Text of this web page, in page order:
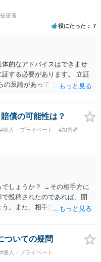
ることができるでしょう。
費用が認められる場合と認
ろでしょう。
害者
役にたった 7
的なアドバイスはできませ
する必要があります。 立証
の反論があっても、裁判官が
が要求されるためです。 書
がございます。 また、本件
問題もございます。 開示請
は足りず、実務を踏まえた
償の可能性は？
#個人・プライベート
#加害者
でしょうか？ →その相手方に
投稿されたのであれば、開
。また、相手方の投稿した
、投稿に使った回線の契約
カウント情報開示の場合
なされます。 また、された
バイケースであり、数万円
ついての疑問
#個人・プライベート